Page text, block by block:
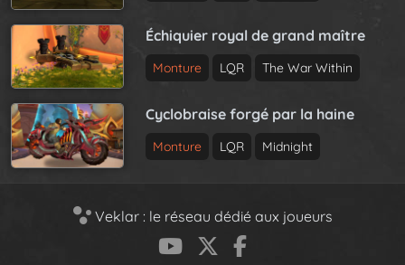
Échiquier royal de grand maître
Monture LQR The War Within
Cyclobraise forgé par la haine
Monture LQR Midnight
Veklar : le réseau dédié aux joueurs